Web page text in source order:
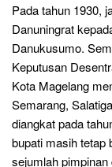
Pada tahun 1930,
Danuningrat
Danukusumo.
Keputusan
Kota Magelang
Semarang,
diangkat pada
bupati masih tetap
sejumlah